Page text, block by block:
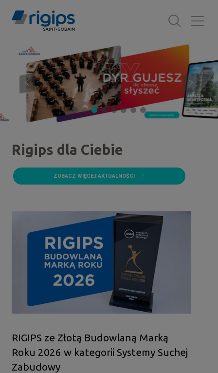
Rigips dla Ciebie
RIGIPS ze Złotą Budowlaną Marką
Roku 2026 w kategorii Systemy Suchej
Zabudowy
ZOBACZ WIĘCEJ AKTUALNOŚCI